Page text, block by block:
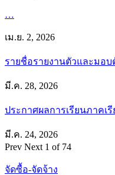
…
เม.ย. 2, 2026
รายชื่อรายงานตัวและมอ
มี.ค. 28, 2026
ประกาศผลการเรียนภาคเ
มี.ค. 24, 2026
Prev Next 1 of 74
จัดซื้อ-จัดจ้าง